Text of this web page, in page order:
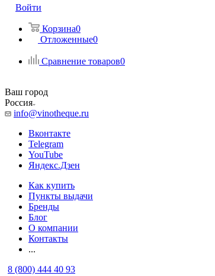
Войти
Корзина0
Отложенные0
Сравнение товаров0
Ваш город
Россия
info@vinotheque.ru
Вконтакте
Telegram
YouTube
Яндекс.Дзен
Как купить
Пункты выдачи
Бренды
Блог
О компании
Контакты
...
8 (800) 444 40 93